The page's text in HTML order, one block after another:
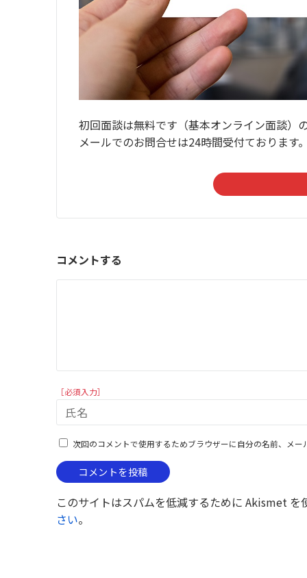
初回面談は無料です（基本オンライン面談）
メールでのお問合せは24時間受付ております
コメントする
［必須入力］
次回のコメントで使用するためブラウザーに自分の名前、メ
このサイトはスパムを低減するために Akismet を
さい。